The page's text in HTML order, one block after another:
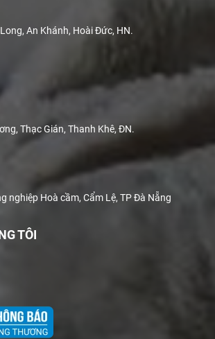
An Khánh, Hoài Đức, HN.
Thạc Gián, Thanh Khê, ĐN.
nghiệp Hoà cầm, Cẩm Lệ, TP Đà Nẵng
TÔI